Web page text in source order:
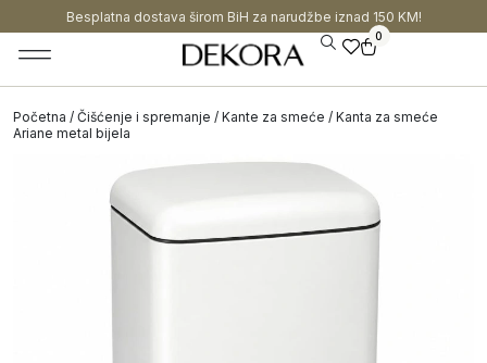
Besplatna dostava širom BiH za narudžbe iznad 150 KM!
0
Početna / Čišćenje i spremanje / Kante za smeće / Kanta za smeće
Ariane metal bijela